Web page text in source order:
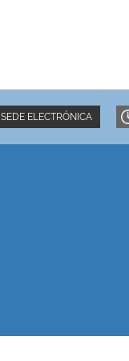
SEDE ELECTRÓNICA